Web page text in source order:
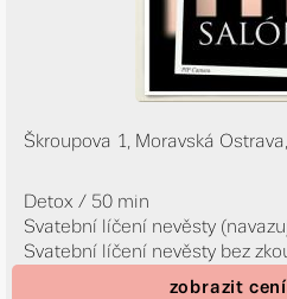
Škroupova 1, Moravská Ostrava,
Detox / 50 min
Svatební líčení nevěsty
Svatební líčení nevěsty bez
zobrazit